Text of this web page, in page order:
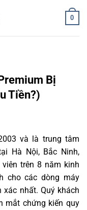
0
Bị
Tiền?)
và là trung tâm
Hà Nội, Bắc Ninh,
trên 8 năm kinh
cho các dòng máy
xác nhất. Quý khách
mắt chứng kiến quy